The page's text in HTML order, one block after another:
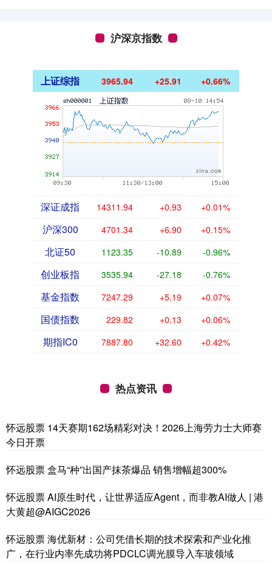
沪深京指数
上证综指 3965.94 +25.91 +0.66%
深证成指 14311.94 +0.93 +0.01%
沪深300 4701.34 +6.90 +0.15%
北证50 1123.35 -10.89 -0.96%
创业板指 3535.94 -27.18 -0.76%
基金指数 7247.29 +5.19 +0.07%
国债指数 229.82 +0.13 +0.06%
期指IC0 7887.80 +32.60 +0.42%
热点资讯
怀远股票 14天赛期162场精彩对决！2026上海劳力士大师赛
今日开票
怀远股票 盒马“种”出国产抹茶爆品 销售增幅超300%
怀远股票 AI原生时代，让世界适应Agent，而非教AI做人 | 港
大黄超@AIGC2026
怀远股票 海优新材：公司凭借长期的技术探索和产业化推
广，在行业内率先成功将PDCLC调光膜导入车玻领域